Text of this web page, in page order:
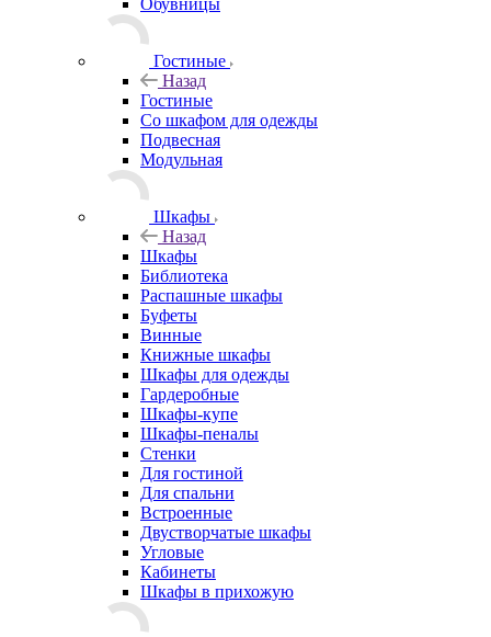
Обувницы
Гостиные
Назад
Гостиные
Со шкафом для одежды
Подвесная
Модульная
Шкафы
Назад
Шкафы
Библиотека
Распашные шкафы
Буфеты
Винные
Книжные шкафы
Шкафы для одежды
Гардеробные
Шкафы-купе
Шкафы-пеналы
Стенки
Для гостиной
Для спальни
Встроенные
Двустворчатые шкафы
Угловые
Кабинеты
Шкафы в прихожую